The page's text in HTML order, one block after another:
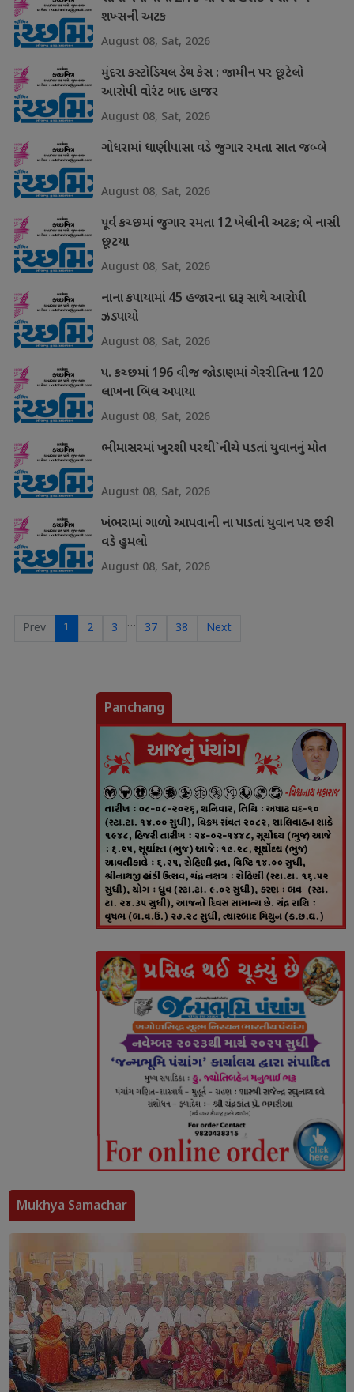
શખ્સની અટક
August 08, Sat, 2026
મુંદરા કસ્ટોડિયલ ડેથ કેસ : જામીન પર છૂટેલો
આરોપી વોરંટ બાદ હાજર
August 08, Sat, 2026
ગોધરામાં ધાણીપાસા વડે જુગાર રમતા સાત જબ્બે
August 08, Sat, 2026
પૂર્વ કચ્છમાં જુગાર રમતા 12 ખેલીની અટક; બે નાસી
છૂટયા
August 08, Sat, 2026
નાના કપાયામાં 45 હજારના દારૂ સાથે આરોપી
ઝડપાયો
August 08, Sat, 2026
પ. કચ્છમાં 196 વીજ જોડાણમાં ગેરરીતિના 120
લાખના બિલ અપાયા
August 08, Sat, 2026
ભીમાસરમાં ખુરશી પરથી`નીચે પડતાં યુવાનનું મોત
August 08, Sat, 2026
ખંભરામાં ગાળો આપવાની ના પાડતાં યુવાન પર છરી
વડે હુમલો
August 08, Sat, 2026
Prev 1 2 3 … 37 38 Next
Panchang
Mukhya Samachar